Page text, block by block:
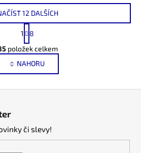
O
v
l
á
d
p
r
12 DALŠÍCH
S
t
r
á
n
k
í
1
8
položek celkem
NAHORU
či slevy!